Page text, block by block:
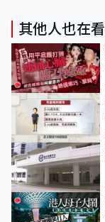
其他人也在看